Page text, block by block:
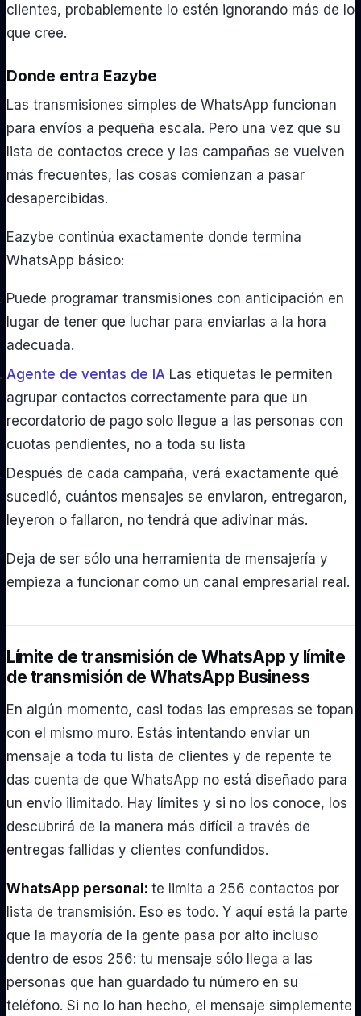
clientes, probablemente lo estén ignorando más de lo
que cree.
Donde entra Eazybe
Las transmisiones simples de WhatsApp funcionan
para envíos a pequeña escala. Pero una vez que su
lista de contactos crece y las campañas se vuelven
más frecuentes, las cosas comienzan a pasar
desapercibidas.
Eazybe continúa exactamente donde termina
WhatsApp básico:
Puede programar transmisiones con anticipación en
lugar de tener que luchar para enviarlas a la hora
adecuada.
Agente de ventas de IA Las etiquetas le permiten
agrupar contactos correctamente para que un
recordatorio de pago solo llegue a las personas con
cuotas pendientes, no a toda su lista
Después de cada campaña, verá exactamente qué
sucedió, cuántos mensajes se enviaron, entregaron,
leyeron o fallaron, no tendrá que adivinar más.
Deja de ser sólo una herramienta de mensajería y
empieza a funcionar como un canal empresarial real.
Límite de transmisión de WhatsApp y límite
de transmisión de WhatsApp Business
En algún momento, casi todas las empresas se topan
con el mismo muro. Estás intentando enviar un
mensaje a toda tu lista de clientes y de repente te
das cuenta de que WhatsApp no ​​está diseñado para
un envío ilimitado. Hay límites y si no los conoce, los
descubrirá de la manera más difícil a través de
entregas fallidas y clientes confundidos.
WhatsApp personal: te limita a 256 contactos por
lista de transmisión. Eso es todo. Y aquí está la parte
que la mayoría de la gente pasa por alto incluso
dentro de esos 256: tu mensaje sólo llega a las
personas que han guardado tu número en su
teléfono. Si no lo han hecho, el mensaje simplemente